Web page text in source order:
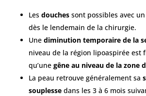
Les douchessont possibles avec
dès le lendemain de la chirurgie.
Une diminution temporaire de la
niveau de la région lipoaspirée est
qu’une gêne au niveau de la zone
La peau retrouve généralement sa
souplessedans les 3 à 6 mois